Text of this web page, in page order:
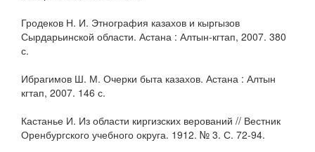
Гродеков Н. И. Этнография казахов и кыргызов
Сырдарьинской области. Астана : Алтын-кгтап, 2007. 380
с.
Ибрагимов Ш. М. Очерки быта казахов. Астана : Алтын
кгтап, 2007. 146 с.
Кастанье И. Из области киргизских верований // Вестник
Оренбургского учебного округа. 1912. № 3. С. 72-94.